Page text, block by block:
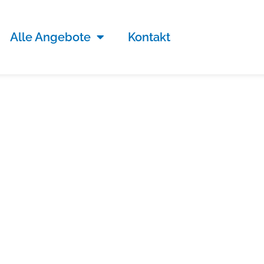
Alle Angebote Kontakt